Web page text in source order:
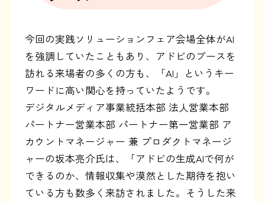
今回の実践ソリューションフェア会場全体がAI
を強調していたこともあり、アドビのブースを
訪れる来場者の多くの方も、「AI」というキー
ワードに高い関心を持っていたようです。
デジタルメディア事業統括本部 法人営業本部
パートナー営業本部 パートナー第一営業部 ア
カウントマネージャー 兼 プロダクトマネージ
ャーの坂本亮介氏は、「アドビの生成AIで何が
できるのか、情報収集や漠然とした期待を抱い
ている方も数多く来訪されました。そうした来